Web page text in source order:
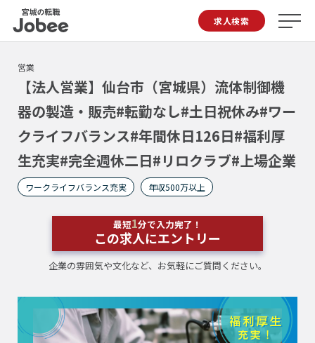
求人検索
営業
【法人営業】仙台市（宮城県）流体制御機
器の製造・販売#転勤なし#土日祝休み#ワー
クライフバランス#年間休日126日#福利厚
生充実#完全週休二日#リロクラブ#上場企業
ワークライフバランス充実 年収500万以上
最短1分で入力完了！
この求人にエントリー
企業の雰囲気や文化など、お気軽にご質問ください。